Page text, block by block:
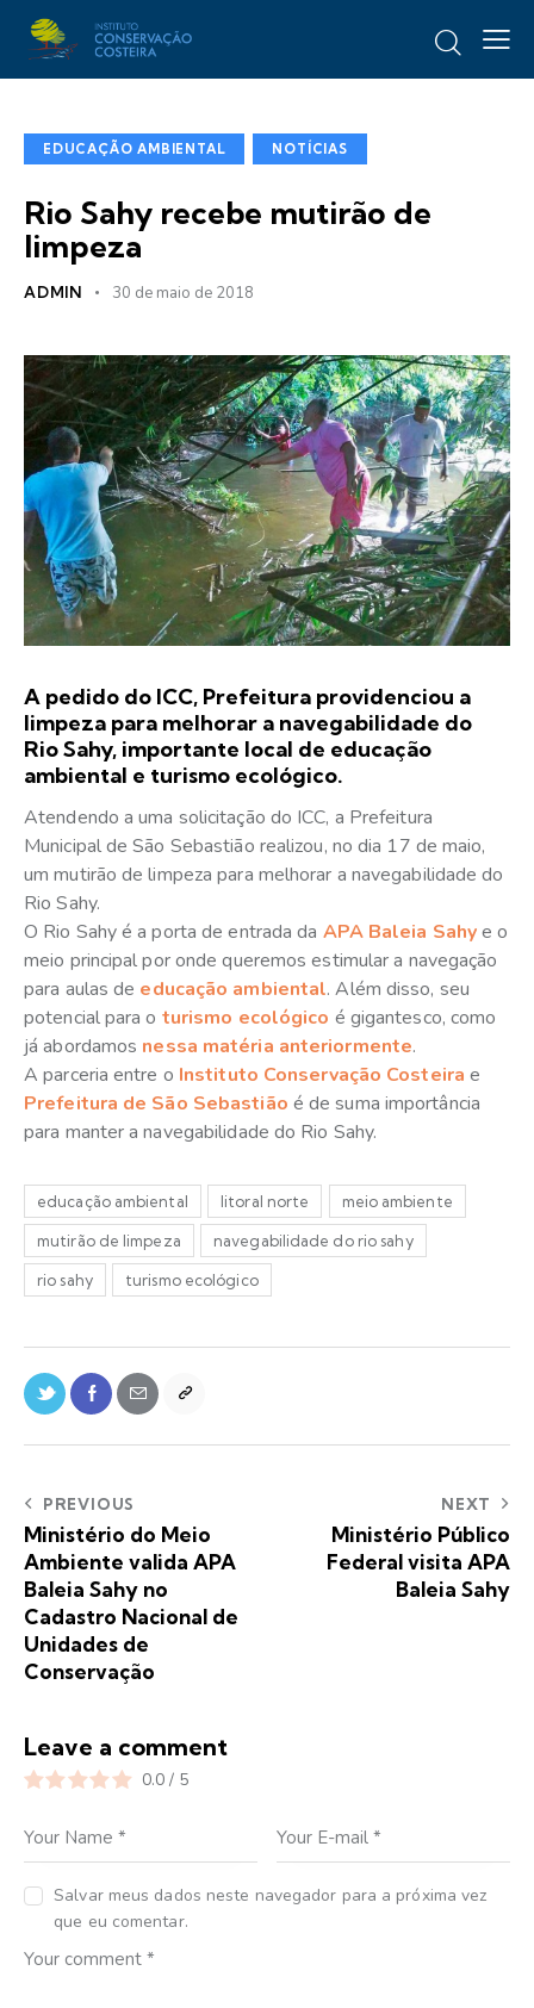
EDUCAÇÃO AMBIENTAL NOTÍCIAS
Rio Sahy recebe mutirão de
limpeza
ADMIN 30 de maio de 2018
A pedido do ICC, Prefeitura providenciou a
limpeza para melhorar a navegabilidade do
Rio Sahy, importante local de educação
ambiental e turismo ecológico.
Atendendo a uma solicitação do ICC, a Prefeitura
Municipal de São Sebastião realizou, no dia 17 de maio,
um mutirão de limpeza para melhorar a navegabilidade do
Rio Sahy.
O Rio Sahy é a porta de entrada da APA Baleia Sahye o
meio principal por onde queremos estimular a navegação
para aulas de educação ambiental. Além disso, seu
potencial para o turismo ecológico é gigantesco, como
já abordamos nessa matéria anteriormente.
A parceria entre o Instituto Conservação Costeira e
Prefeitura de São Sebastião é de suma importância
para manter a navegabilidade do Rio Sahy.
educação ambiental litoral norte meio ambiente
mutirão de limpeza navegabilidade do rio sahy
rio sahy turismo ecológico
PREVIOUS
Ministério do Meio
Ambiente valida APA
Baleia Sahy no
Cadastro Nacional de
Unidades de
Conservação
NEXT
Ministério Público
Federal visita APA
Baleia Sahy
Leave a comment
0.0 / 5
Salvar meus dados neste navegador para a próxima vez
que eu comentar.